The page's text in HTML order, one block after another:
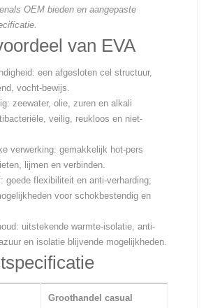
OEM bieden enaangepaste
van EVA
een afgesloten cel structuur,
vocht-bewijs.
zeewater, olie, zuren en alkali
veilig, reukloos en niet-
verwerking: gemakkelijk hot-pers
lijmen en verbinden.
goede flexibiliteit en anti-verharding;
voor schokbestendig en
uitstekende warmte-isolatie, anti-
en isolatie blijvende mogelijkheden.
Groothandel casual